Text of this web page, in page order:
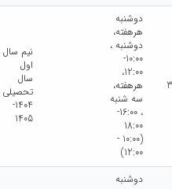
3
دوشنبه
هرهفته،
دوشنبه ،
10:00-
12:00،
هرهفته،
سه شنبه
، 16:00-
18:00
(10:00 -
12:00)
نیم سال
اول
سال
تحصیلی
1404-
1405
دوشنبه